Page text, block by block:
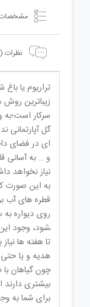
نظرات (0)
تراریوم یا
زیباترین
سرکار
گل آپارتمانی
ای در فضای
و … به آسانی
نیاز
به این صورت
قطره های آب
شود، وجود
تا هفته­ ها
هدیه و یا
چون گیاهان با
بیشتری
برای شما به